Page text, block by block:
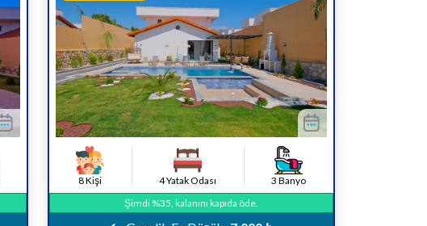
8 Kişi 4 Yatak Odası
3 Banyo
Şimdi %35, kalanını kapıda öde.